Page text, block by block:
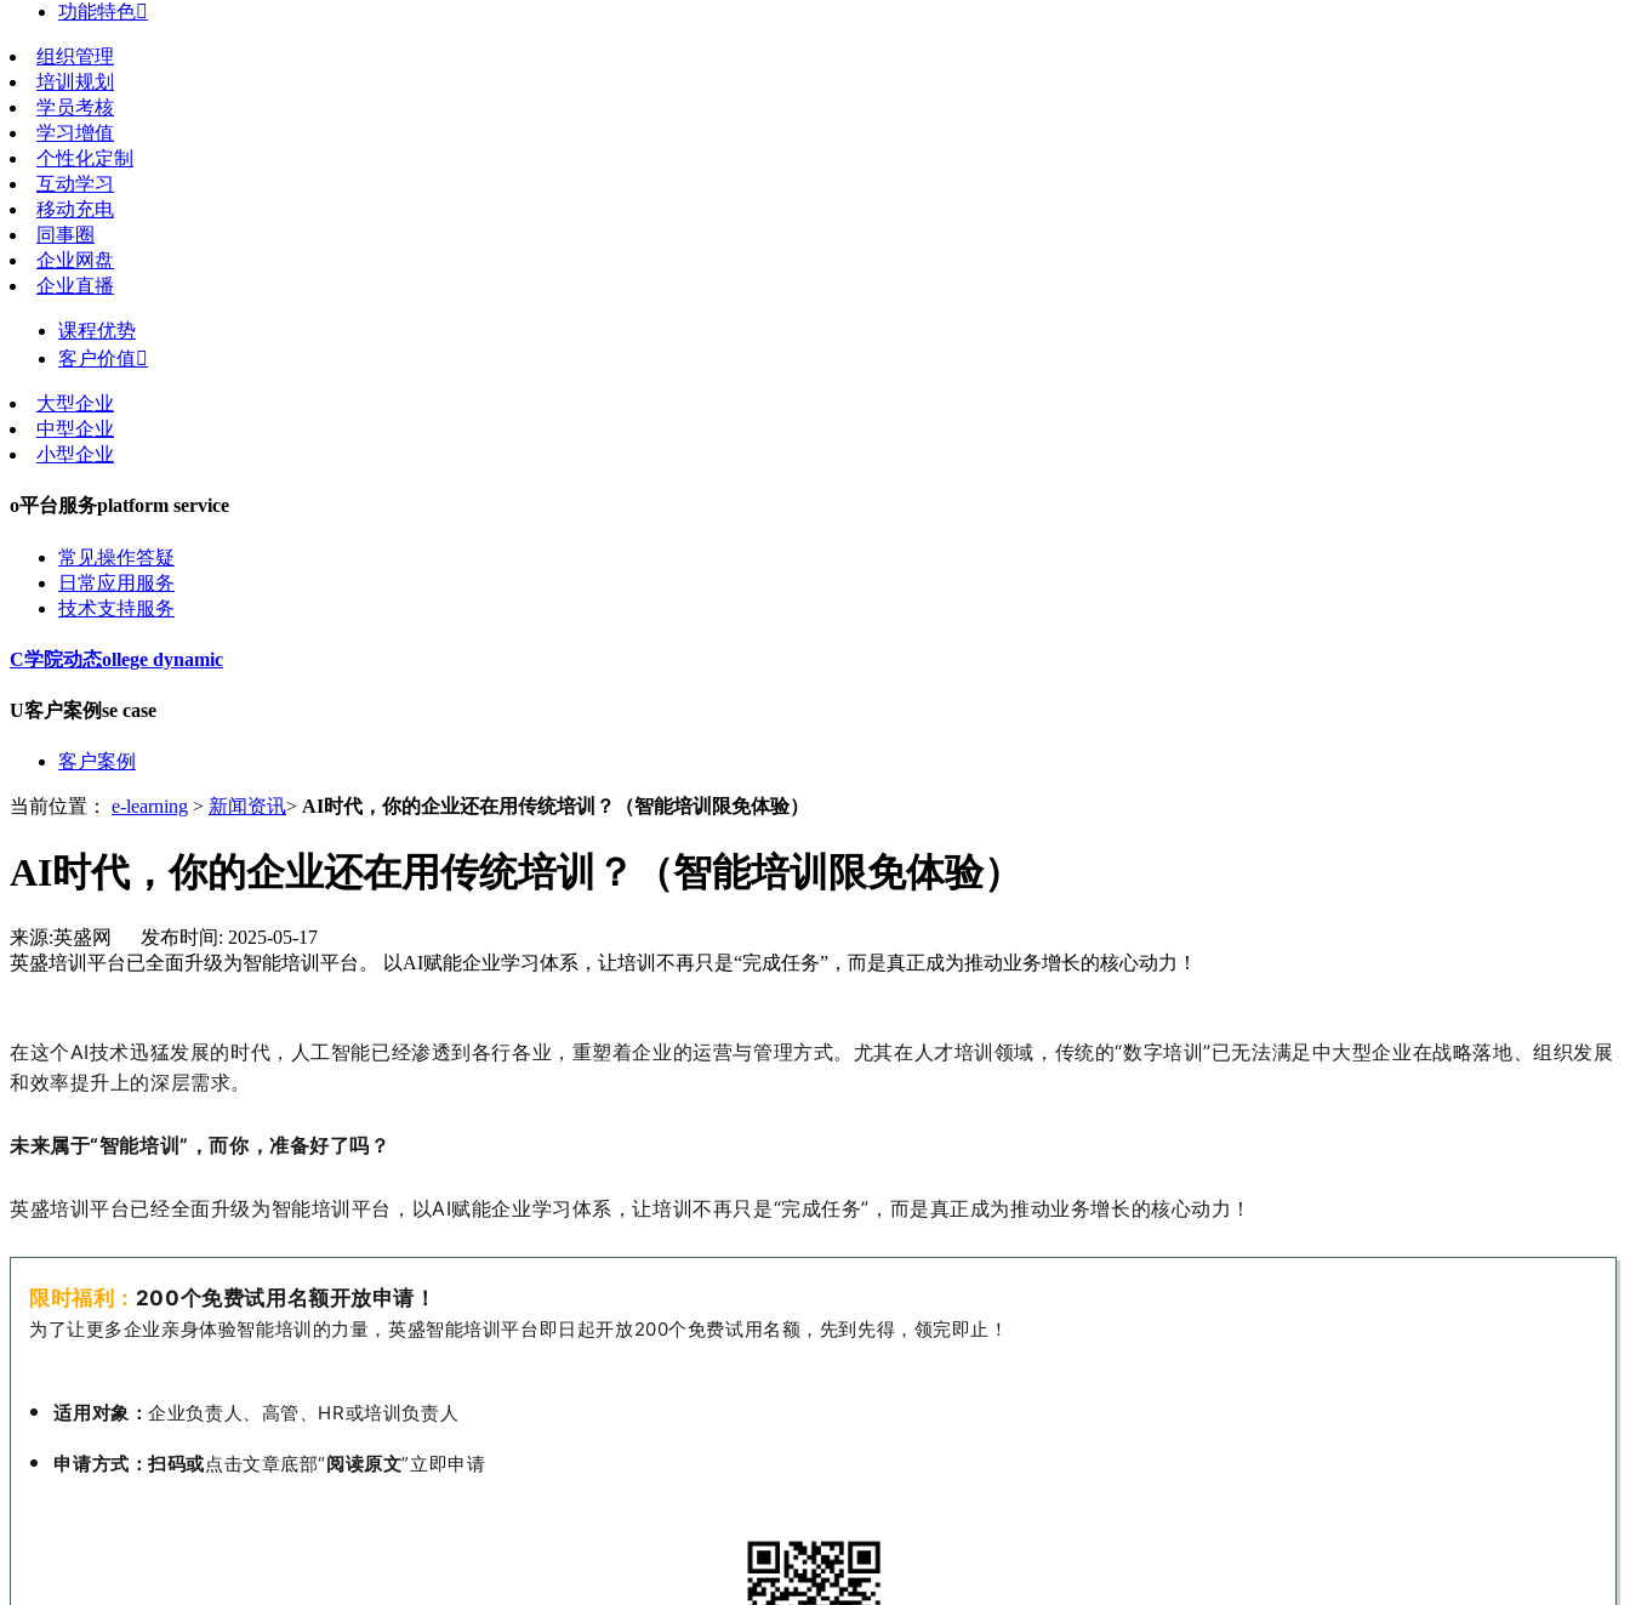
功能特色
组织管理
培训规划
学员考核
学习增值
个性化定制
互动学习
移动充电
同事圈
企业网盘
企业直播
课程优势
客户价值
大型企业
中型企业
小型企业
o平台服务platform service
常见操作答疑
日常应用服务
技术支持服务
C学院动态ollege dynamic
U客户案例se case
客户案例
当前位置： e-learning > 新闻资讯> AI时代，你的企业还在用传统培训？（智能培训限免体验）
AI时代，你的企业还在用传统培训？（智能培训限免体验）
来源:英盛网 发布时间: 2025-05-17
英盛培训平台已全面升级为智能培训平台。 以AI赋能企业学习体系，让培训不再只是“完成任务”，而是真正成为推动业务增长的核心动力！
在这个AI技术迅猛发展的时代，人工智能已经渗透到各行各业，重塑着企业的运营与管理方式。尤其在人才培训领域，传统的“数字培训”已无法满足中大型企业在战略落地、组织发展
和效率提升上的深层需求。
未来属于“智能培训” ，而你，准备好了吗？
英盛培训平台已经全面升级为智能培训平台，以AI赋能企业学习体系，让培训不再只是“完成任务” ，而是真正成为推动业务增长的核心动力！
限时福利： 200个免费试用名额开放申请！
为了让更多企业亲身体验智能培训的力量，英盛智能培训平台即日起开放200个免费试用名额，先到先得，领完即止！
适用对象：企业负责人、高管、 HR或培训负责人
申请方式：扫码或点击文章底部“阅读原文”立即申请